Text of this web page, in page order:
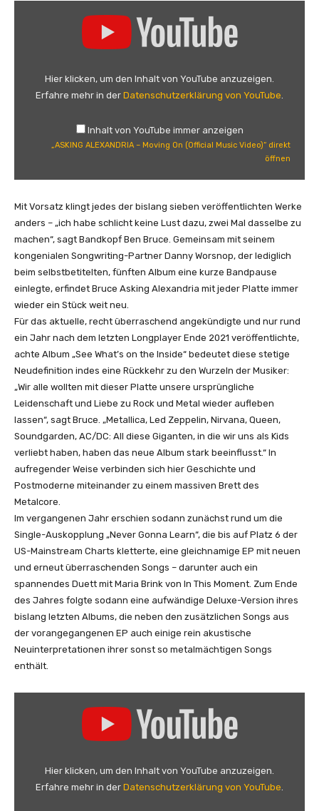
N
D
R
I
A
–
M
o
v
i
n
g
O
n
(
O
f
f
i
c
i
a
l
M
u
s
i
c
V
Hier klicken, um den Inhalt von YouTube anzuzeigen.
Erfahre mehr in der Datenschutzerklärung von YouTube
Inhalt von YouTube immer anzeigen
„ASKING ALEXANDRIA – Moving On (Official Music Video)“ direkt
öffnen
Mit Vorsatz klingt jedes der bislang sieben veröffentlichten Werke
anders – „ich habe schlicht keine Lust dazu, zwei Mal dasselbe zu
machen“, sagt Bandkopf Ben Bruce. Gemeinsam mit seinem
kongenialen Songwriting-Partner Danny Worsnop, der lediglich
beim selbstbetitelten, fünften Album eine kurze Bandpause
einlegte, erfindet Bruce Asking Alexandria mit jeder Platte immer
wieder ein Stück weit neu.
Für das aktuelle, recht überraschend angekündigte und nur rund
ein Jahr nach dem letzten Longplayer Ende 2021 veröffentlichte,
achte Album „See What’s on the Inside“ bedeutet diese stetige
Neudefinition indes eine Rückkehr zu den Wurzeln der Musiker:
„Wir alle wollten mit dieser Platte unsere ursprüngliche
Leidenschaft und Liebe zu Rock und Metal wieder aufleben
lassen“, sagt Bruce. „Metallica, Led Zeppelin, Nirvana, Queen,
Soundgarden, AC/DC: All diese Giganten, in die wir uns als Kids
verliebt haben, haben das neue Album stark beeinflusst.“ In
aufregender Weise verbinden sich hier Geschichte und
Postmoderne miteinander zu einem massiven Brett des
Metalcore.
Im vergangenen Jahr erschien sodann zunächst rund um die
Single-Auskopplung „Never Gonna Learn“, die bis auf Platz 6 der
US-Mainstream Charts kletterte, eine gleichnamige EP mit neuen
und erneut überraschenden Songs – darunter auch ein
spannendes Duett mit Maria Brink von In This Moment. Zum Ende
des Jahres folgte sodann eine aufwändige Deluxe-Version ihres
bislang letzten Albums, die neben den zusätzlichen Songs aus
der vorangegangenen EP auch einige rein akustische
Neuinterpretationen ihrer sonst so metalmächtigen Songs
enthält.
Hier klicken, um den Inhalt von YouTube anzuzeigen.
Erfahre mehr in der Datenschutzerklärung von YouTube